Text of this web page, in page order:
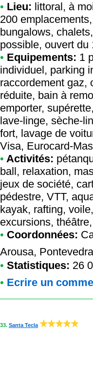
• Lieu: littoral, à
200
bungalows,
possible, ouvert du
• Equipements: 1
individuel, parking
raccordement gaz,
réduite, bain à
emporter,
lave-linge, sèche-
fort, lavage de
Visa, Eurocard-
• Activités:
ball, relaxation,
jeux de société,
pédestre, VTT,
kayak, rafting,
excursions,
• Coordonnées:
Arousa,
• Statistiques: 26
• Ecrire un
33. Santa Tecla